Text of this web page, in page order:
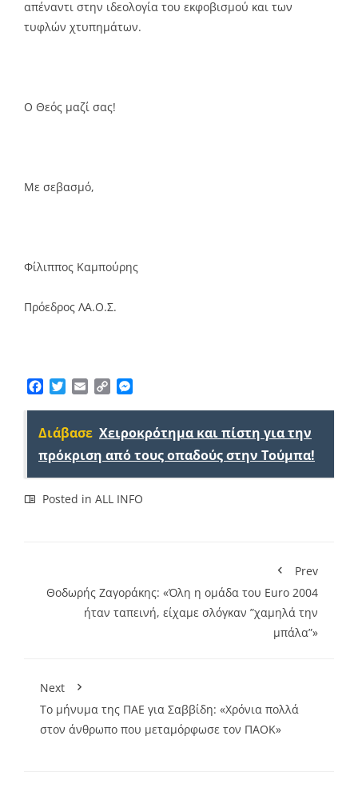
απέναντι στην ιδεολογία του εκφοβισμού και των
τυφλών χτυπημάτων.
Ο Θεός μαζί σας!
Με σεβασμό,
Φίλιππος Καμπούρης
Πρόεδρος ΛΑ.Ο.Σ.
Facebook
TwitterEmailCopy
Διάβασε Χειροκρότημα και πίστη για την
πρόκριση από τους οπαδούς στην Τούμπα!
Posted in ALL INFO
Prev
Θοδωρής Ζαγοράκης: «Όλη η ομάδα του Euro 2004
ήταν ταπεινή, είχαμε σλόγκαν ”χαμηλά την
μπάλα”»
Next
Το μήνυμα της ΠΑΕ για Σαββίδη: «Χρόνια πολλά
στον άνθρωπο που μεταμόρφωσε τον ΠΑΟΚ»